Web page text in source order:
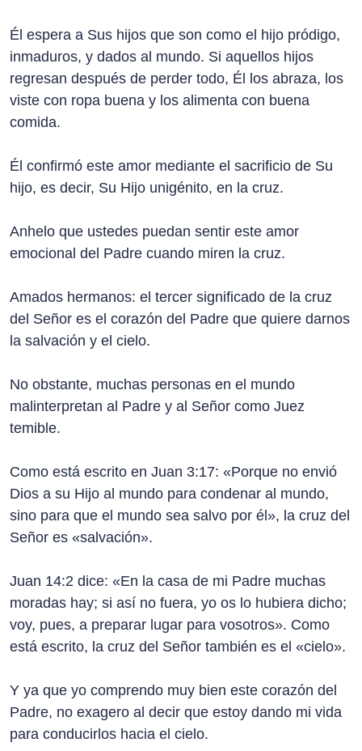
Él espera a Sus hijos que son como el hijo pródigo,
inmaduros, y dados al mundo. Si aquellos hijos
regresan después de perder todo, Él los abraza, los
viste con ropa buena y los alimenta con buena
comida.
Él confirmó este amor mediante el sacrificio de Su
hijo, es decir, Su Hijo unigénito, en la cruz.
Anhelo que ustedes puedan sentir este amor
emocional del Padre cuando miren la cruz.
Amados hermanos: el tercer significado de la cruz
del Señor es el corazón del Padre que quiere darnos
la salvación y el cielo.
No obstante, muchas personas en el mundo
malinterpretan al Padre y al Señor como Juez
temible.
Como está escrito en Juan 3:17: «Porque no envió
Dios a su Hijo al mundo para condenar al mundo,
sino para que el mundo sea salvo por él», la cruz del
Señor es «salvación».
Juan 14:2 dice: «En la casa de mi Padre muchas
moradas hay; si así no fuera, yo os lo hubiera dicho;
voy, pues, a preparar lugar para vosotros». Como
está escrito, la cruz del Señor también es el «cielo».
Y ya que yo comprendo muy bien este corazón del
Padre, no exagero al decir que estoy dando mi vida
para conducirlos hacia el cielo.